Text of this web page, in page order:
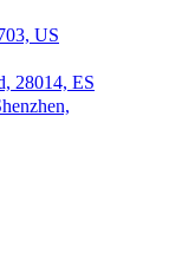
US
28014, ES